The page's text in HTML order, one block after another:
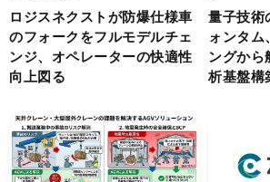
ロジスネクストが防爆仕様車
のフォークをフルモデルチェ
ンジ、オペレーターの快適性
向上図る
量子技術
ォンタム
ングから
析基盤構